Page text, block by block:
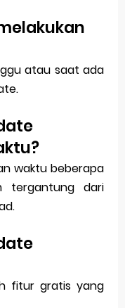
atau saat ada
waktu beberapa
tergantung dari
fitur gratis yang